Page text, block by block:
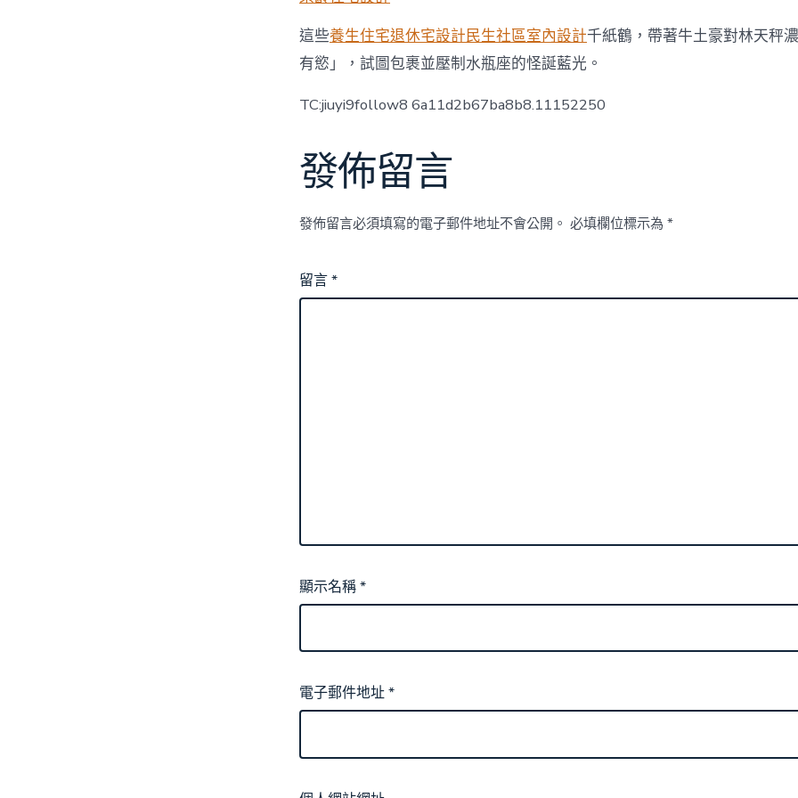
這些養生住宅退休宅設計民生社區室內設計千紙鶴，帶著牛土豪對林天秤
有慾」，試圖包裹並壓制水瓶座的怪誕藍光。
TC:jiuyi9follow8 6a11d2b67ba8b8.11152250
發佈留言
發佈留言必須填寫的電子郵件地址不會公開。 必填欄位標示為 *
留言*
顯示名稱*
電子郵件地址*